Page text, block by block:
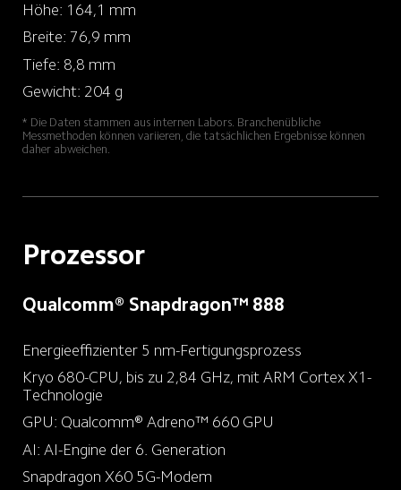
Höhe: 164,1 mm
Breite: 76,9 mm
Tiefe: 8,8 mm
Gewicht: 204 g
* Die Daten stammen aus internen Labors. Branchenübliche
Messmethoden können variieren, die tatsächlichen Ergebnisse können
daher abweichen.
Prozessor
Qualcomm®️ Snapdragon™️ 888
Energieeffizienter 5 nm-Fertigungsprozess
Kryo 680-CPU, bis zu 2,84 GHz, mit ARM Cortex X1-
Technologie
GPU: Qualcomm® Adreno™ 660 GPU
AI: AI-Engine der 6. Generation
Snapdragon X60 5G-Modem